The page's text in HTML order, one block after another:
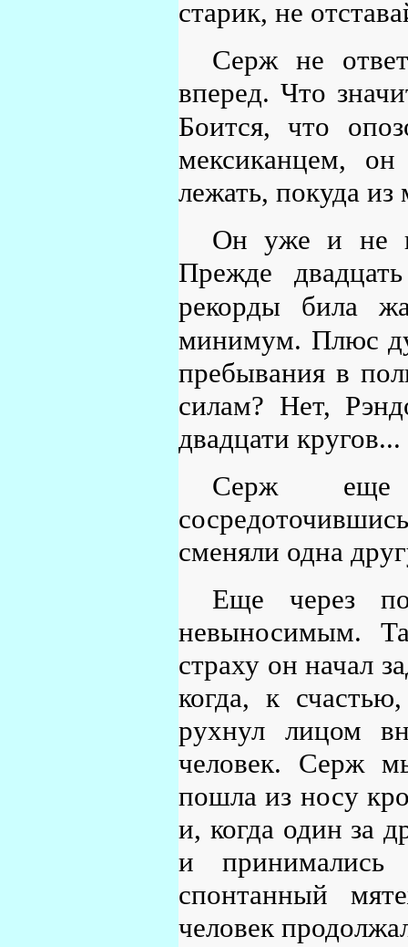
старик, не
Серж не
вперед. Что
Боится, что
мексиканцем,
лежать, покуда
Он уже и не
Прежде
рекорды била
минимум. Плюс
пребывания в
силам? Нет,
двадцати кругов...
Серж еще
сменяли одна
Еще через
невыносимым.
страху он начал
когда, к
рухнул лицом
человек. Серж
пошла из носу
и, когда один за
и принимались
спонтанный
человек